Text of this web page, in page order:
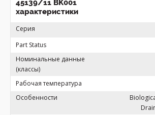
45139/11 BK001
характеристики
Серия
Part Status
Номинальные данные
(классы)
Рабочая температура
Особенности